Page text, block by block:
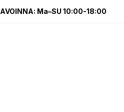
AVOINNA: Ma–SU 10:00-18:00